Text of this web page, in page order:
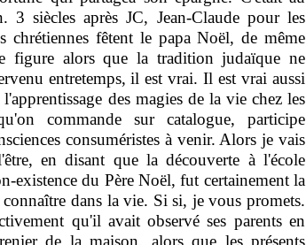
3 siècles après JC, Jean-Claude pour les
chrétiennes fêtent le papa Noël, de même
figure alors que la tradition judaïque ne
entretemps, il est vrai. Il est vrai aussi
des magies de la vie chez les
commande sur catalogue, participe
consuméristes à venir. Alors je vais
en disant que la découverte à l'école
existence du Père Noël, fut certainement la
dans la vie. Si si, je vous promets.
qu'il avait observé ses parents en
de la maison, alors que les présents